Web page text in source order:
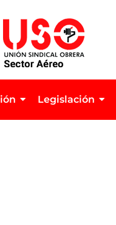
Legislación